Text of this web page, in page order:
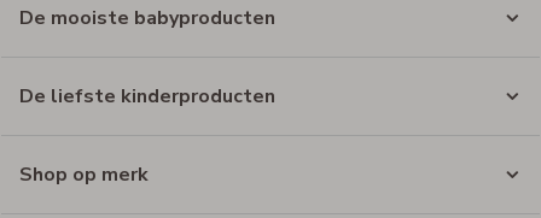
De mooiste babyproducten
De liefste kinderproducten
Shop op merk